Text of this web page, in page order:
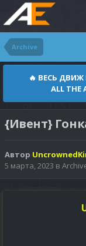
Archive
🔥 ВЕСЬ
ALL THE
{Ивент}
Автор
5 марта, 2023 в